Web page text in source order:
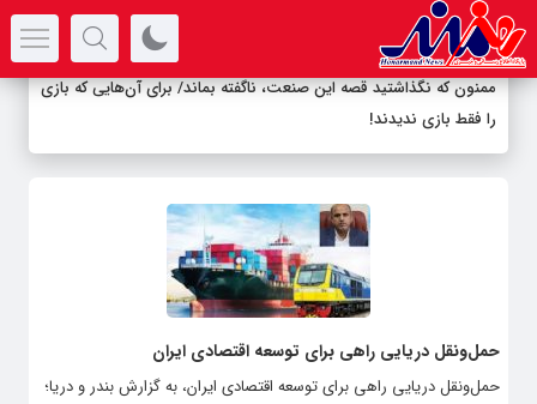
ممنون که نگذاشتید قصه این صنعت، ناگفته بماند/ برای آن‌هایی که بازی
را فقط بازی ندیدند!
حمل‌ونقل دریایی راهی برای توسعه اقتصادی ایران
حمل‌ونقل دریایی راهی برای توسعه اقتصادی ایران، به گزارش بندر و دریا؛